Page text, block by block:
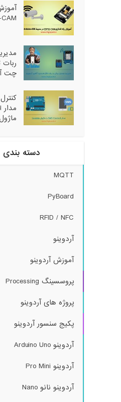
چت
دسته
MQTT
PyBoard
RFID / NFC
آردوینو
آموزش آردوینو
پروسسینگ Processing
پروژه های آردوینو
پکیج سنسور آردوینو
آردوینو Arduino Uno
آردوینو Pro Mini
آردوینو نانو Nano